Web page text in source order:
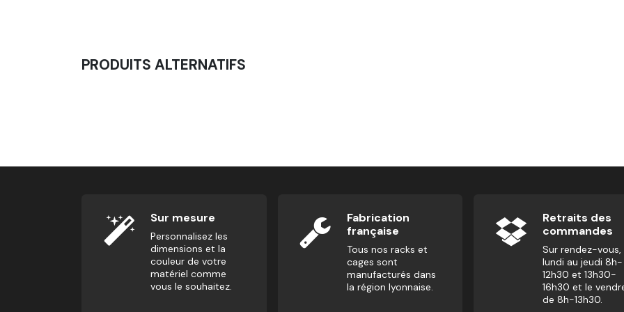
PRODUITS ALTERNATIFS
Sur mesure
Personnalisez les
dimensions et la
couleur de votre
matériel comme
vous le souhaitez.
Fabrication
française
Tous nos racks et
cages sont
manufacturés dans
la région lyonnaise.
Retraits des
commandes
Sur rendez-vous,
lundi au jeudi 8h-
12h30 et 13h30-
16h30 et le
de 8h-13h30.